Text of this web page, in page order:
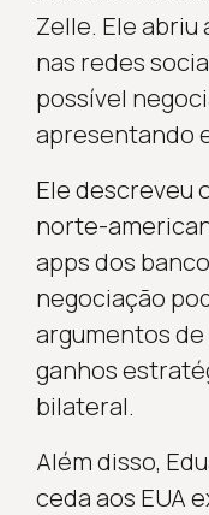
Zelle. Ele abriu
nas redes
possível
apresentando
Ele descreveu
norte-
apps dos
negociação
argumentos
ganhos
bilateral.
Além disso,
ceda aos EUA